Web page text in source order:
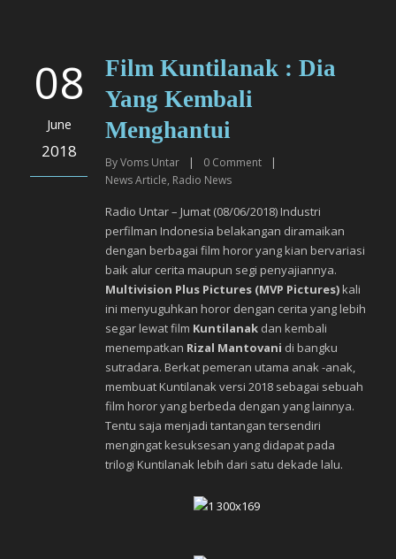
08
June
2018
Film Kuntilanak : Dia
Yang Kembali
Menghantui
ByVoms Untar | 0 Comment
|
News Article, Radio News
Radio Untar – Jumat (08/06/2018) Industri
perfilman Indonesia belakangan diramaikan
dengan berbagai film horor yang kian bervariasi
baik alur cerita maupun segi penyajiannya.
Multivision Plus Pictures (MVP Pictures) kali
ini menyuguhkan horor dengan cerita yang lebih
segar lewat film Kuntilanak dan kembali
menempatkan Rizal Mantovani di bangku
sutradara. Berkat pemeran utama anak -anak,
membuat Kuntilanak versi 2018 sebagai sebuah
film horor yang berbeda dengan yang lainnya.
Tentu saja menjadi tantangan tersendiri
mengingat kesuksesan yang didapat pada
trilogi Kuntilanak lebih dari satu dekade lalu.